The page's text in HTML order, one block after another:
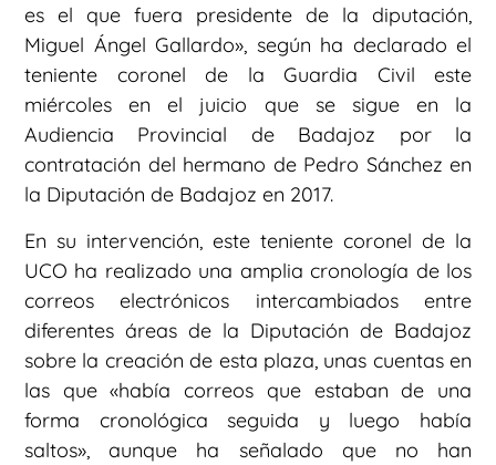
es el que fuera presidente de la diputación,
Miguel Ángel Gallardo», según ha declarado el
teniente coronel de la Guardia Civil este
miércoles en el juicio que se sigue en la
Audiencia Provincial de Badajoz por la
contratación del hermano de Pedro Sánchez en
la Diputación de Badajoz en 2017.
En su intervención, este teniente coronel de la
UCO ha realizado una amplia cronología de los
correos electrónicos intercambiados entre
diferentes áreas de la Diputación de Badajoz
sobre la creación de esta plaza, unas cuentas en
las que «había correos que estaban de una
forma cronológica seguida y luego había
saltos», aunque ha señalado que no han